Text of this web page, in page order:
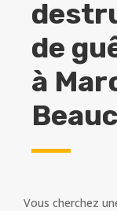
de
à
Vous cherchez